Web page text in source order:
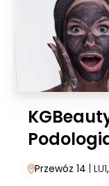
Przewóz 14 | LU1